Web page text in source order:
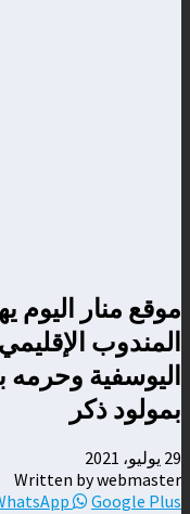
موقع منار اليوم
المندوب
اليوسفية وحرمه
بمولود ذكر
29 يوليو، 2021
Written by webmaster
Google Plus